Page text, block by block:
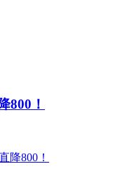
800！